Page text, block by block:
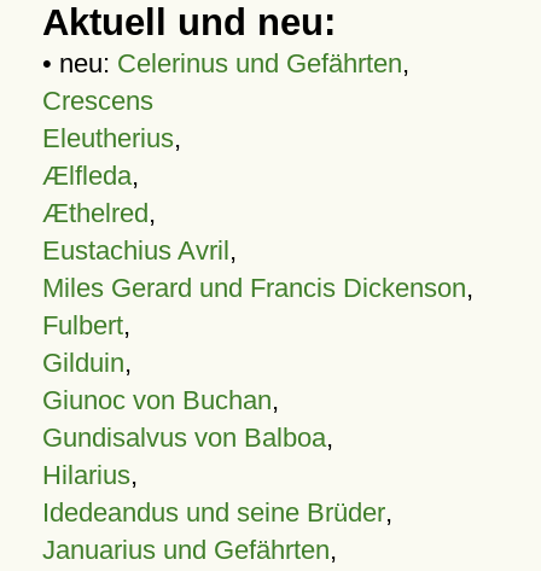
Aktuell und neu:
• neu: Celerinus und Gefährten,
Crescens
Eleutherius,
Ælfleda,
Æthelred,
Eustachius Avril,
Miles Gerard und Francis Dickenson,
Fulbert,
Gilduin,
Giunoc von Buchan,
Gundisalvus von Balboa,
Hilarius,
Idedeandus und seine Brüder,
Januarius und Gefährten,